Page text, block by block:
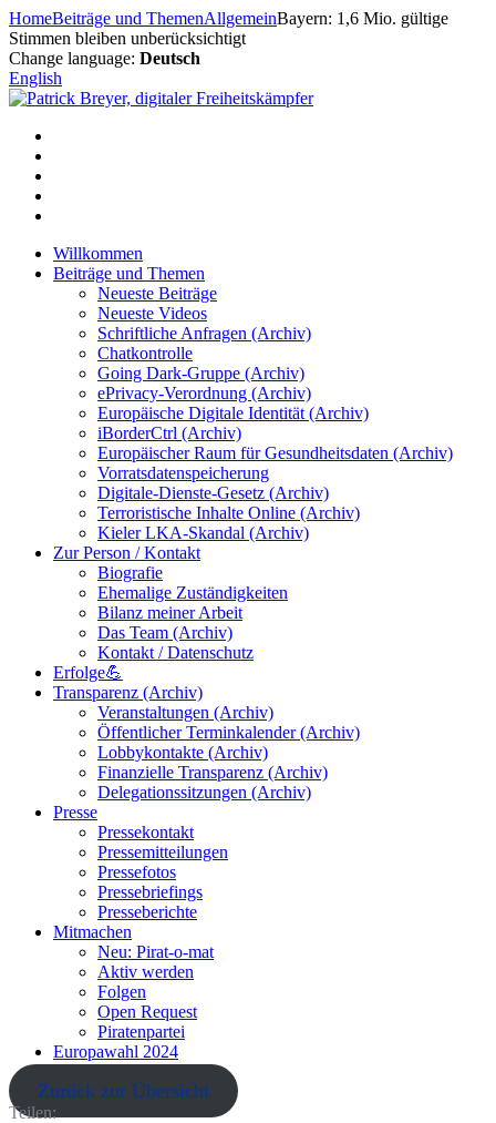
Zum
Inhalt
springen
HomeBeiträge und ThemenAllgemeinBayern: 1,6 Mio. gültige
Stimmen bleiben unberücksichtigt
Change language: Deutsch
English
Willkommen
Beiträge und Themen
Neueste Beiträge
Neueste Videos
Schriftliche Anfragen (Archiv)
Chatkontrolle
Going Dark-Gruppe (Archiv)
ePrivacy-Verordnung (Archiv)
Europäische Digitale Identität (Archiv)
iBorderCtrl (Archiv)
Europäischer Raum für Gesundheitsdaten (Archiv)
Vorratsdatenspeicherung
Digitale-Dienste-Gesetz (Archiv)
Terroristische Inhalte Online (Archiv)
Kieler LKA-Skandal (Archiv)
Zur Person / Kontakt
Biografie
Ehemalige Zuständigkeiten
Bilanz meiner Arbeit
Das Team (Archiv)
Kontakt / Datenschutz
Erfolge💪
Transparenz (Archiv)
Veranstaltungen (Archiv)
Öffentlicher Terminkalender (Archiv)
Lobbykontakte (Archiv)
Finanzielle Transparenz (Archiv)
Delegationssitzungen (Archiv)
Presse
Pressekontakt
Pressemitteilungen
Pressefotos
Pressebriefings
Presseberichte
Mitmachen
Neu: Pirat-o-mat
Aktiv werden
Folgen
Open Request
Piratenpartei
Europawahl 2024
Zurück zur Übersicht
Teilen: